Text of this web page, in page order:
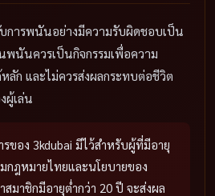
การพนันอย่างมีความรับผิดชอบเป็น
นพนันควรเป็นกิจกรรมเพื่อความ
ลัก และไม่ควรส่งผลกระทบต่อชีวิต
ผู้เล่น
รของ 3kdubai มีไว้สำหรับผู้ที่มีอายุ
กฎหมายไทยและนโยบายของ
มาชิกมีอายุต่ำกว่า 20 ปี จะส่งผล